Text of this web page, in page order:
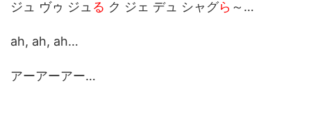
ジュ ヴゥ ジュる ク ジェ デュ シャグら ～…
ah, ah, ah…
アーアーアー…